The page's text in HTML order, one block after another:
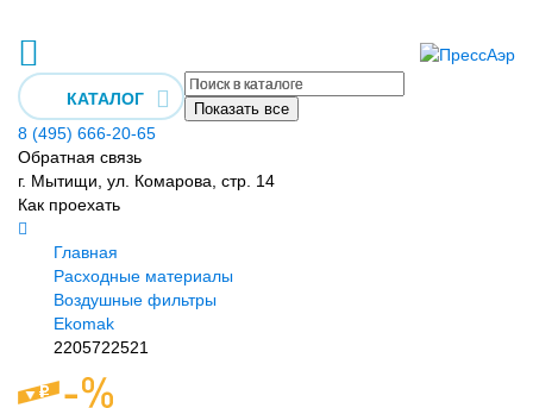
КАТАЛОГ
Показать все
8 (495) 666-20-65
Обратная связь
г. Мытищи, ул. Комарова, стр. 14
Как проехать
Главная
Расходные материалы
Воздушные фильтры
Ekomak
2205722521